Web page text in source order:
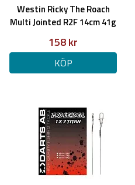
Westin Ricky The Roach
Multi Jointed R2F 14cm 41g
158 kr
KÖP